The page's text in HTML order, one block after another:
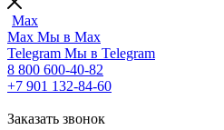
Max
Max Мы в Max
Telegram Мы в Telegram
8 800 600-40-82
+7 901 132-84-60
Заказать звонок